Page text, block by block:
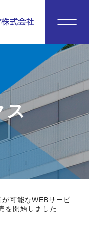
ス
可能なWEBサービ
を開始しました